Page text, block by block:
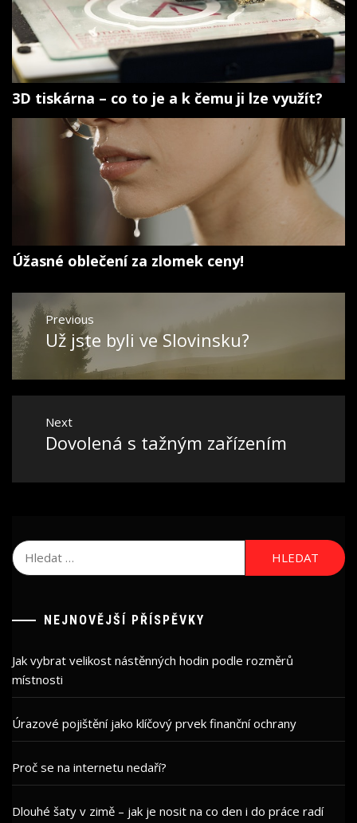
3D tiskárna – co to je a k čemu ji lze využít?
Úžasné oblečení za zlomek ceny!
Navigace
pro
příspěvek
Previous
Previous
post:
Už jste byli ve Slovinsku?
Next
Next
Dovolená s tažným zařízením
Vyhledávání
NEJNOVĚJŠÍ PŘÍSPĚVKY
Jak vybrat velikost nástěnných hodin podle rozměrů
místnosti
Úrazové pojištění jako klíčový prvek finanční ochrany
Proč se na internetu nedaří?
Dlouhé šaty v zimě – jak je nosit na co den i do práce radí